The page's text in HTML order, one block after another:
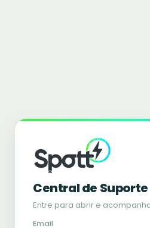
Central de Suporte
Entre para abrir e
Email